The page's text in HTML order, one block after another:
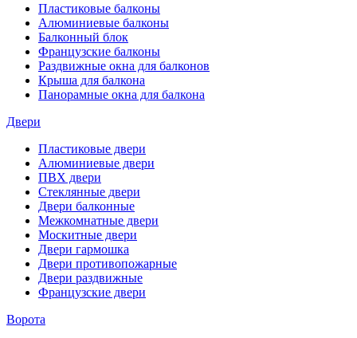
Пластиковые балконы
Алюминиевые балконы
Балконный блок
Французские балконы
Раздвижные окна для балконов
Крыша для балкона
Панорамные окна для балкона
Двери
Пластиковые двери
Алюминиевые двери
ПВХ двери
Стеклянные двери
Двери балконные
Межкомнатные двери
Москитные двери
Двери гармошка
Двери противопожарные
Двери раздвижные
Французские двери
Ворота